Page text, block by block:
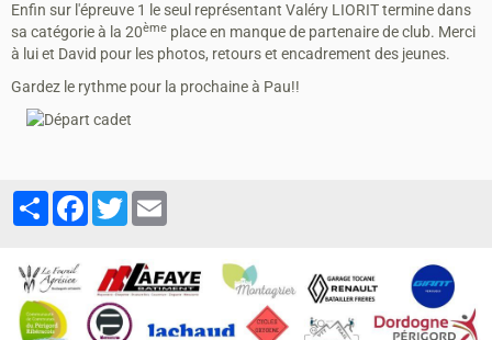
Enfin sur l'épreuve 1 le seul représentant Valéry LIORIT termine dans
sa catégorie à la 20ème place en manque de partenaire de club. Merci
à lui et David pour les photos, retours et encadrement des jeunes.
Gardez le rythme pour la prochaine à Pau!!
PartagerFacebook
Twitter